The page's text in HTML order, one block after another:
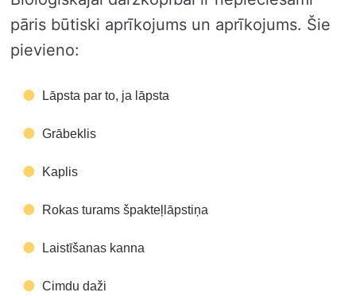
pāris būtiski aprīkojums un aprīkojums. Šie
pievieno:
Lāpsta par to, ja lāpsta
Grābeklis
Kaplis
Rokas turams špakteļlāpstiņa
Laistīšanas kanna
Cimdu daži